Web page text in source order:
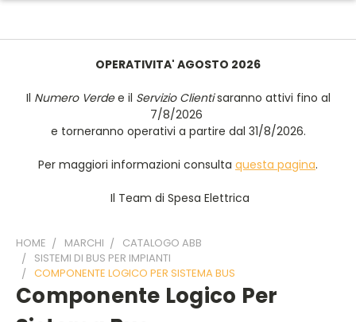
OPERATIVITA' AGOSTO 2026
Il Numero Verdee il Servizio Clientisaranno attivi fino al
7/8/2026
e torneranno operativi a partire dal 31/8/2026.
Per maggiori informazioni consulta questa pagina.
Il Team di Spesa Elettrica
HOME MARCHI
CATALOGO ABB
SISTEMI DI BUS PER IMPIANTI
COMPONENTE LOGICO PER SISTEMA BUS
Componente Logico Per